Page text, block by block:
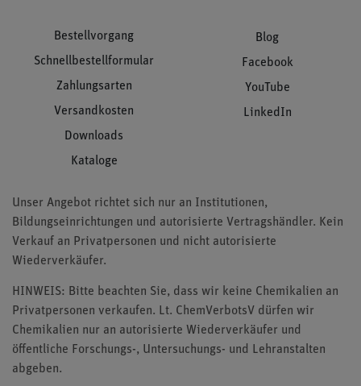
Bestellvorgang
Schnellbestellformular
Zahlungsarten
Versandkosten
Downloads
Kataloge
Blog
Facebook
YouTube
LinkedIn
Unser Angebot richtet sich nur an Institutionen,
Bildungseinrichtungen und autorisierte Vertragshändler. Kein
Verkauf an Privatpersonen und nicht autorisierte
Wiederverkäufer.
HINWEIS: Bitte beachten Sie, dass wir keine Chemikalien an
Privatpersonen verkaufen. Lt. ChemVerbotsV dürfen wir
Chemikalien nur an autorisierte Wiederverkäufer und
öffentliche Forschungs-, Untersuchungs- und Lehranstalten
abgeben.